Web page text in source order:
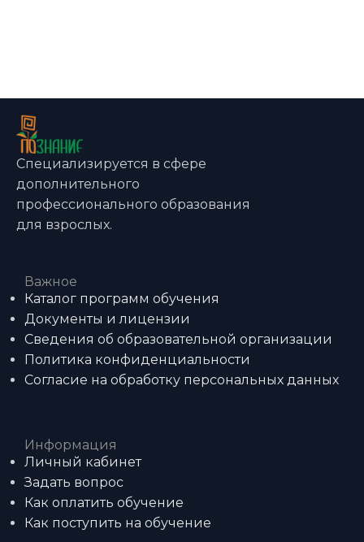
Специализируется в сфере
дополнительного
профессионального образования
для взрослых.
Важное
Каталог программ обучения
Документы и лицензии
Сведения об образовательной организации
Политика конфиденциальности
Согласие на обработку персональных данных
Информация
Личный кабинет
Задать вопрос
Как оплатить обучение
Как поступить на обучение